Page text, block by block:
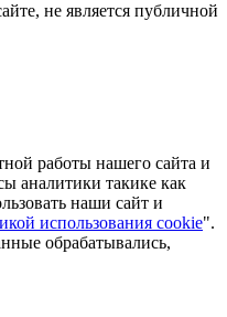
не является публичной
работы нашего сайта и
аналитики такике как
наши сайт и
использования cookie".
обрабатывались,